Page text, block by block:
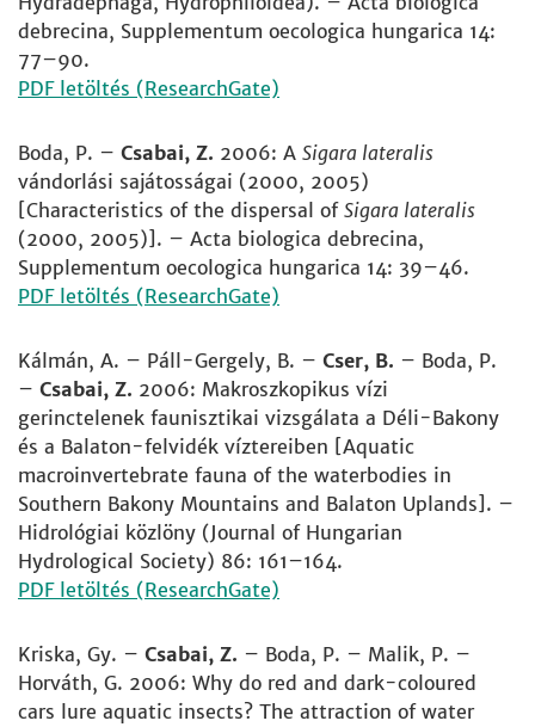
debrecina, Supplementum oecologica hungarica 14:
77–90.
PDF letöltés (ResearchGate)
Boda, P. – Csabai, Z. 2006: A Sigara lateralis
vándorlási sajátosságai (2000, 2005)
[Characteristics of the dispersal of Sigara lateralis
(2000, 2005)]. – Acta biologica debrecina,
Supplementum oecologica hungarica 14: 39–46.
PDF letöltés (ResearchGate)
Kálmán, A. – Páll-Gergely, B. – Cser, B. – Boda, P.
– Csabai, Z. 2006: Makroszkopikus vízi
gerinctelenek faunisztikai vizsgálata a Déli-Bakony
és a Balaton-felvidék víztereiben [Aquatic
macroinvertebrate fauna of the waterbodies in
Southern Bakony Mountains and Balaton Uplands]. –
Hidrológiai közlöny (Journal of Hungarian
Hydrological Society) 86: 161–164.
PDF letöltés (ResearchGate)
Kriska, Gy. – Csabai, Z. – Boda, P. – Malik, P. –
Horváth, G. 2006: Why do red and dark-coloured
cars lure aquatic insects? The attraction of water